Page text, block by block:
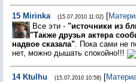
15 Mirinka (15.07.2010 11:02) [
Все эти - "источники из
"Также друзья актера
надвое сказала". Пока сами не
нет, можно дышать спокойно!!!
14 Ktulhu (15.07.2010 10:58) [